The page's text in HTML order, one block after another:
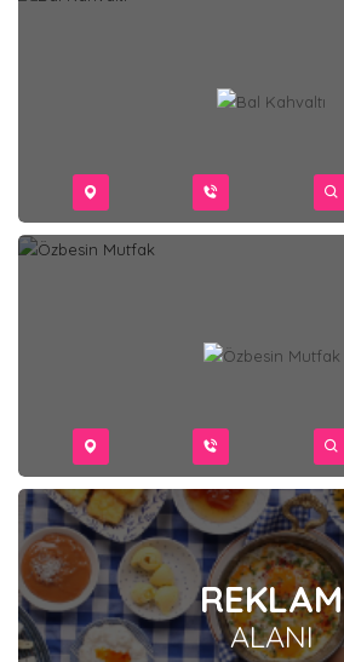
REKLAM
ALANI